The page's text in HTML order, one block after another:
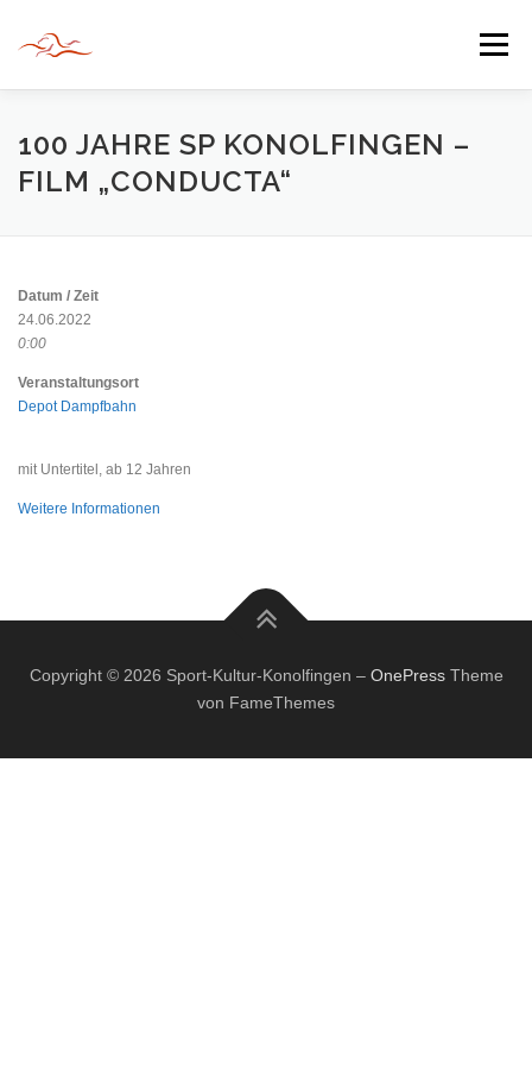
springen
Menü
HERZLICH WILLKOMMEN
INFORMATIONEN
100 JAHRE SP KONOLFINGEN –
FILM „CONDUCTA“
Datum / Zeit
24.06.2022
0:00
Veranstaltungsort
Depot Dampfbahn
mit Untertitel, ab 12 Jahren
Weitere Informationen
Copyright © 2026 Sport-Kultur-Konolfingen – OnePressTheme
von FameThemes